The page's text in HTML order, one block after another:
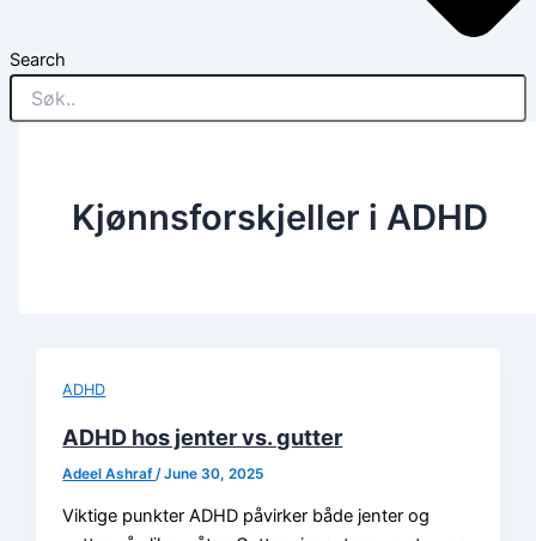
Search
Kjønnsforskjeller i ADHD
ADHD
ADHD hos jenter vs. gutter
Adeel Ashraf /June 30, 2025
Viktige punkter ADHD påvirker både jenter og